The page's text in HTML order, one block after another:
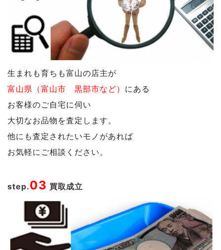
生まれも育ちも富山の店主が
富山県（富山市 黒部市など） にある
お客様のご自宅に伺い
大切なお品物を査定します。
他にも査定されたいモノがあれば
お気軽にご相談ください。
step.03 買取成立